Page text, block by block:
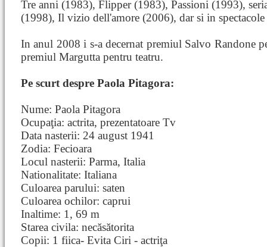
Tre anni (1983), Flipper (1983), Passioni (1993),
(1998), Il vizio dell'amore (2006), dar si in spectacole
In anul 2008 i s-a decernat premiul Salvo Randone
premiul Margutta pentru teatru.
Pe scurt despre Paola Pitagora:
Nume: Paola Pitagora
Ocupaţia: actrita, prezentatoare Tv
Data nasterii: 24 august 1941
Zodia: Fecioara
Locul nasterii: Parma, Italia
Nationalitate: Italiana
Culoarea parului: saten
Culoarea ochilor: caprui
Inaltime: 1, 69 m
Starea civila: necăsătorita
Copii: 1 fiica- Evita Ciri - actriţa